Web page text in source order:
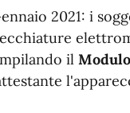
2021: i
il